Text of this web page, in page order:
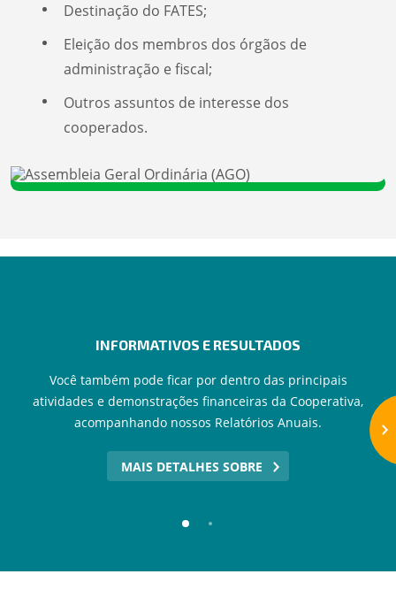
Destinação do FATES;
Eleição dos membros dos órgãos de
administração e fiscal;
Outros assuntos de interesse dos
cooperados.
INFORMATIVOS E RESULTADOS
Você também pode ficar por dentro das principais
atividades e demonstrações financeiras da Cooperativa,
acompanhando nossos Relatórios Anuais.
MAIS DETALHES SOBRE